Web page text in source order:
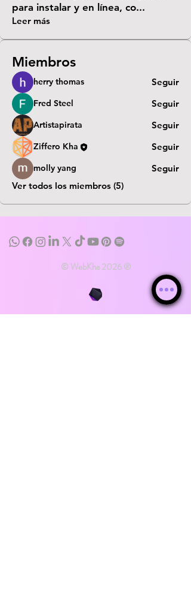
para instalar y en línea, co...
Leer más
Miembros
herry thomas Seguir
Fred Steel Seguir
Artistapirata Seguir
Ziffero Kha Seguir
molly yang
Seguir
Ver todos los miembros (5)
© WebKha 2026 ®